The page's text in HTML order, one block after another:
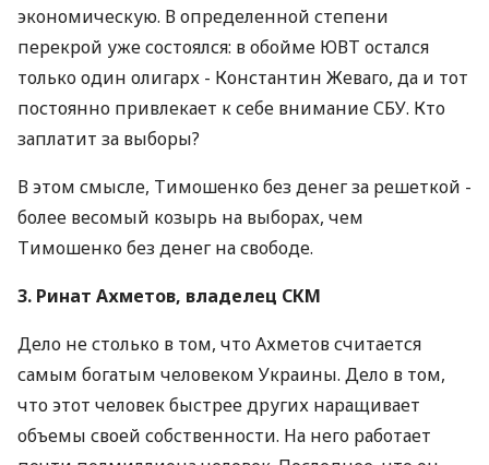
экономическую. В определенной степени
перекрой уже состоялся: в обойме ЮВТ остался
только один олигарх - Константин Жеваго, да и тот
постоянно привлекает к себе внимание СБУ. Кто
заплатит за выборы?
В этом смысле, Тимошенко без денег за решеткой -
более весомый козырь на выборах, чем
Тимошенко без денег на свободе.
3. Ринат Ахметов, владелец СКМ
Дело не столько в том, что Ахметов считается
самым богатым человеком Украины. Дело в том,
что этот человек быстрее других наращивает
объемы своей собственности. На него работает